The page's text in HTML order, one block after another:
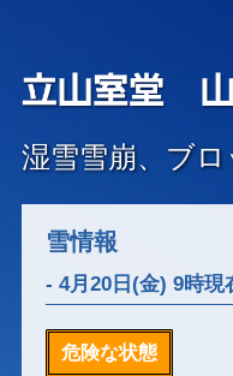
湿雪雪崩、ブ
雪情報
- 4月20日(金) 9時現
危険な状態